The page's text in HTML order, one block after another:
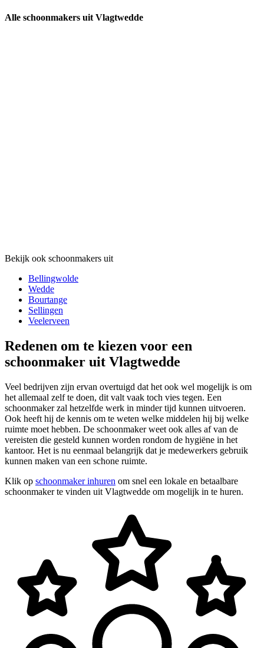
Alle schoonmakers uit Vlagtwedde
Bekijk ook schoonmakers uit
Bellingwolde
Wedde
Bourtange
Sellingen
Veelerveen
Redenen om te kiezen voor een
schoonmaker uit Vlagtwedde
Veel bedrijven zijn ervan overtuigd dat het ook wel mogelijk is om
het allemaal zelf te doen, dit valt vaak toch vies tegen. Een
schoonmaker zal hetzelfde werk in minder tijd kunnen uitvoeren.
Ook heeft hij de kennis om te weten welke middelen hij bij welke
ruimte moet hebben. De schoonmaker weet ook alles af van de
vereisten die gesteld kunnen worden rondom de hygiëne in het
kantoor. Het is nu eenmaal belangrijk dat je medewerkers gebruik
kunnen maken van een schone ruimte.
Klik op schoonmaker inhuren om snel een lokale en betaalbare
schoonmaker te vinden uit Vlagtwedde om mogelijk in te huren.